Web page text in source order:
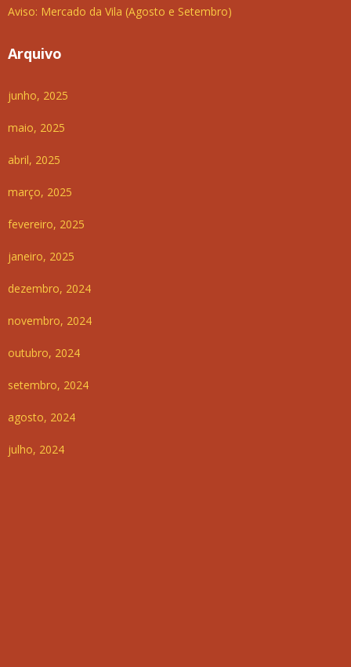
Aviso: Mercado da Vila (Agosto e Setembro)
Arquivo
junho, 2025
maio, 2025
abril, 2025
março, 2025
fevereiro, 2025
janeiro, 2025
dezembro, 2024
novembro, 2024
outubro, 2024
setembro, 2024
agosto, 2024
julho, 2024